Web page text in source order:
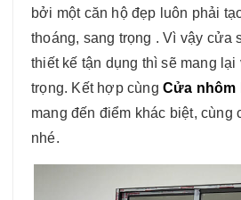
bởi một căn hộ đẹp luôn phải
thoáng, sang trọng . Vì vậy cửa
thiết kế tận dụng thì sẽ mang
trọng. Kết hợp cùng Cửa nhôm
mang đến điểm khác biệt, cùng
nhé.